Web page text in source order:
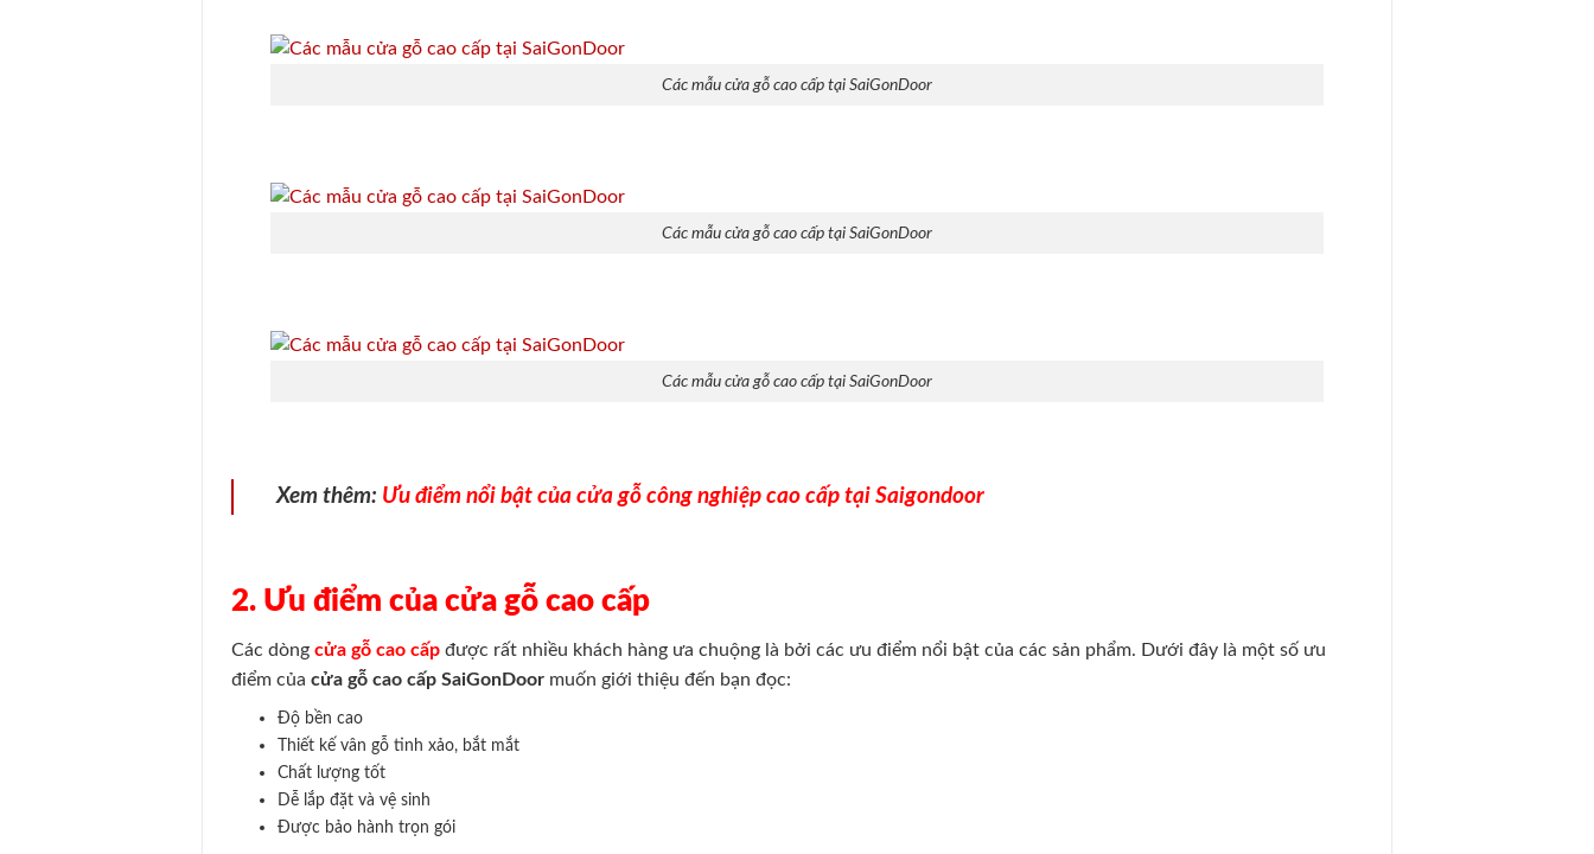
Các mẫu cửa gỗ cao cấp tại SaiGonDoor
Các mẫu cửa gỗ cao cấp tại SaiGonDoor
Các mẫu cửa gỗ cao cấp tại SaiGonDoor
Xem thêm: Ưu điểm nổi bật của cửa gỗ công nghiệp cao cấp tại Saigondoor
2. Ưu điểm của cửa gỗ cao cấp
Các dòngcửa gỗ cao cấp được rất nhiều khách hàng ưa chuộng là bởi các ưu điểm nổi bật của các sản phẩm. Dưới đây là một số ưu
điểm củacửa gỗ cao cấp SaiGonDoor muốn giới thiệu đến bạn đọc:
Độ bền cao
Thiết kế vân gỗ tinh xảo, bắt mắt
Chất lượng tốt
Dễ lắp đặt và vệ sinh
Được bảo hành trọn gói